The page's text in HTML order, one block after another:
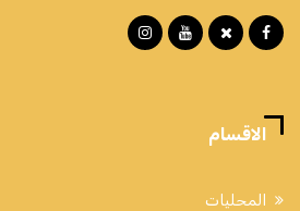
الاقسام
المحليات